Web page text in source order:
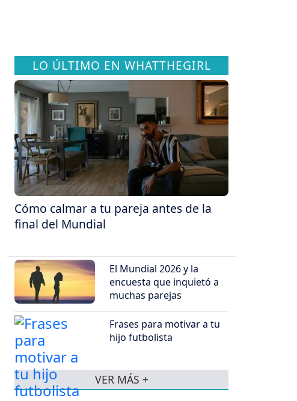
LO ÚLTIMO EN WHATTHEGIRL
Cómo calmar a tu pareja antes de la
final del Mundial
El Mundial 2026 y la
encuesta que inquietó a
muchas parejas
Frases para motivar a tu
hijo futbolista
VER MÁS +